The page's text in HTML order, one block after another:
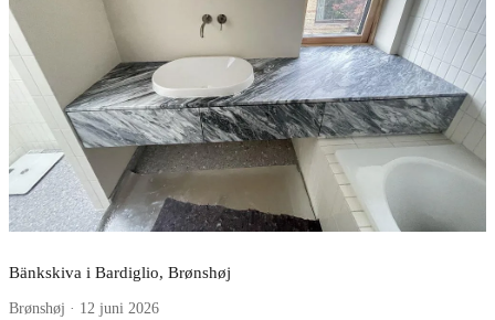
Bänkskiva i Bardiglio, Brønshøj
Brønshøj · 12 juni 2026